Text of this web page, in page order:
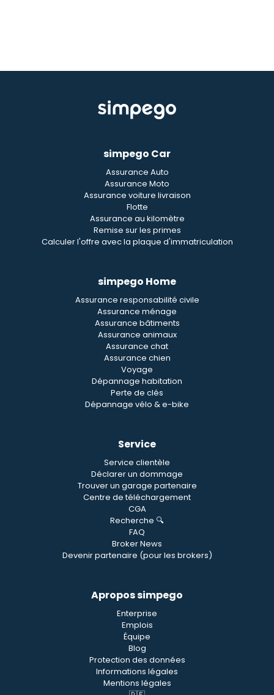
simpego Car
Assurance Auto
Assurance Moto
Assurance voiture livraison
Flotte
Assurance au kilomètre
Remise sur les primes
Calculer l'offre avec la plaque d'immatriculation
simpego Home
Assurance responsabilité civile
Assurance ménage
Assurance bâtiments
Assurance animaux
Assurance chat
Assurance chien
Voyage
Dépannage habitation
Perte de clés
Dépannage vélo & e-bike
Service
Service clientèle
Déclarer un dommage
Trouver un garage partenaire
Centre de téléchargement
CGA
Recherche 🔍
FAQ
Broker News
Devenir partenaire (pour les brokers)
Apropos simpego
Enterprise
Emplois
Équipe
Blog
Protection des données
Informations légales
Mentions légales